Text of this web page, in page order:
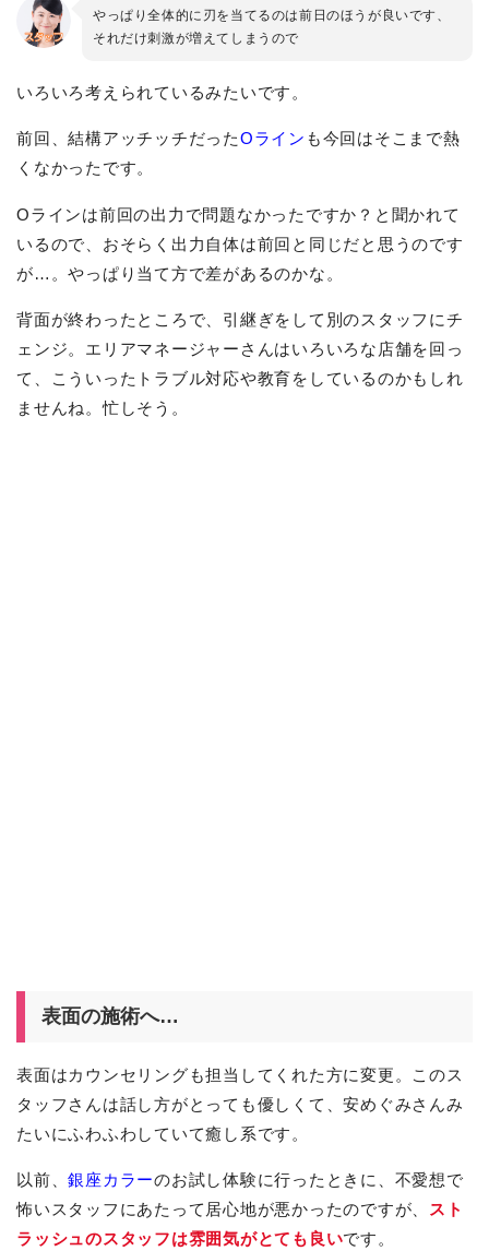
やっぱり全体的に刃を当てるのは前日のほうが良いです、
それだけ刺激が増えてしまうので
いろいろ考えられているみたいです。
前回、結構アッチッチだったOライン も今回はそこまで熱
くなかったです。
Oラインは前回の出力で問題なかったですか？と聞かれて
いるので、おそらく出力自体は前回と同じだと思うのです
が…。やっぱり当て方で差があるのかな。
背面が終わったところで、引継ぎをして別のスタッフにチ
ェンジ。エリアマネージャーさんはいろいろな店舗を回っ
て、こういったトラブル対応や教育をしているのかもしれ
ませんね。忙しそう。
表面の施術へ…
表面はカウンセリングも担当してくれた方に変更。このス
タッフさんは話し方がとっても優しくて、安めぐみさんみ
たいにふわふわしていて癒し系です。
以前、銀座カラーのお試し体験に行ったときに、不愛想で
怖いスタッフにあたって居心地が悪かったのですが、
スト
ラッシュのスタッフは雰囲気がとても良いです。